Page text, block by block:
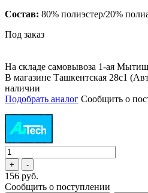
Состав: 80% полиэстер/20%
Под заказ
На складе самовывоза 1-ая
В магазине Ташкентская 28с1
наличии
Подобрать аналог Сообщить о
156 руб.
Сообщить о поступлении